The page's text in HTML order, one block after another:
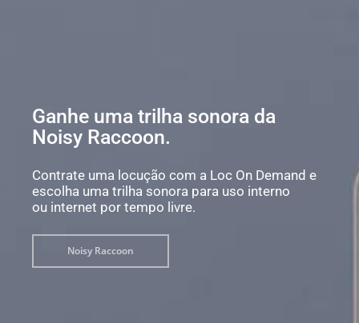
Ganhe uma trilha sonora da
Noisy Raccoon.
Contrate uma locução com a Loc On Demand e
escolha uma trilha sonora para uso interno
ou internet por tempo livre.
Noisy Raccoon